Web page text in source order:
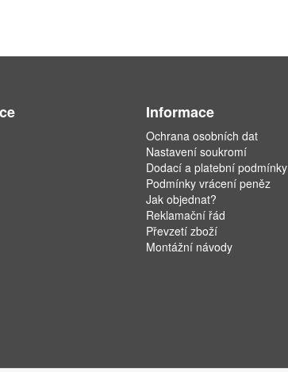
Informace
Ochrana osobních dat
Nastavení soukromí
Dodací a platební podmínky
Podmínky vrácení peněz
Jak objednat?
Reklamační řád
Převzetí zboží
Montážní návody